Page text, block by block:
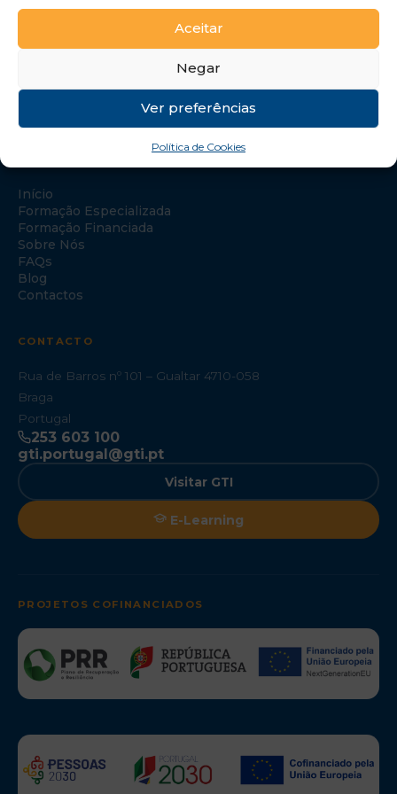
Aceitar
Negar
Ver preferências
Política de Cookies
Início
Formação Especializada
Formação Financiada
Sobre Nós
FAQs
Blog
Contactos
CONTACTO
Rua de Barros nº 101 – Gualtar 4710-058
Braga
Portugal
253 603 100
gti.portugal@gti.pt
Visitar GTI
E-Learning
PROJETOS COFINANCIADOS